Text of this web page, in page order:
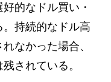
的なドル買い・
持続的なドル高
なかった場合、
されている。